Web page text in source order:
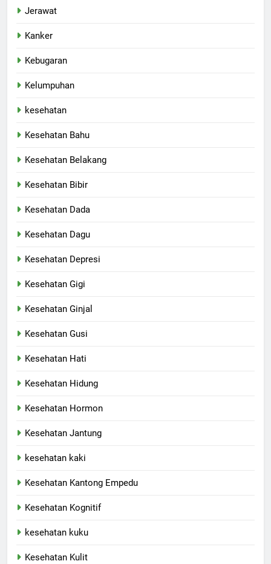
Jerawat
Kanker
Kebugaran
Kelumpuhan
kesehatan
Kesehatan Bahu
Kesehatan Belakang
Kesehatan Bibir
Kesehatan Dada
Kesehatan Dagu
Kesehatan Depresi
Kesehatan Gigi
Kesehatan Ginjal
Kesehatan Gusi
Kesehatan Hati
Kesehatan Hidung
Kesehatan Hormon
Kesehatan Jantung
kesehatan kaki
Kesehatan Kantong Empedu
Kesehatan Kognitif
kesehatan kuku
Kesehatan Kulit